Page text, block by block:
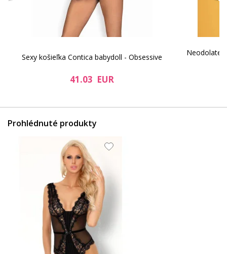
Sexy košieľka Contica babydoll - Obsessive
41.03 EUR
Prohlédnuté produkty